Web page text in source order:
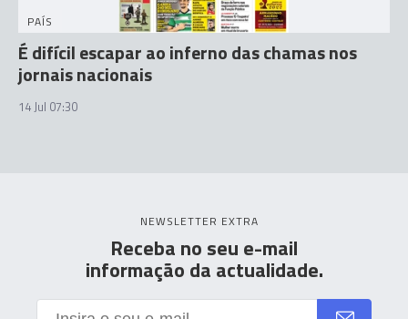
PAÍS
É difícil escapar ao inferno das chamas nos
jornais nacionais
14 Jul 07:30
NEWSLETTER EXTRA
Receba no seu e-mail
informação da actualidade.